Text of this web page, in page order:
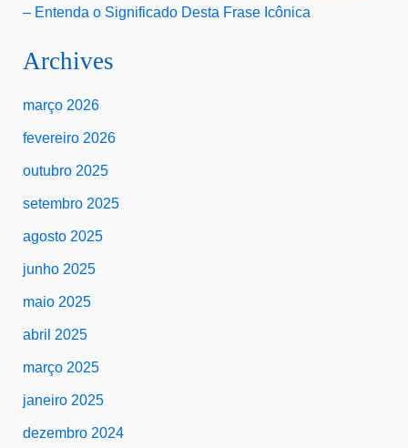
– Entenda o Significado Desta Frase Icônica
Archives
março 2026
fevereiro 2026
outubro 2025
setembro 2025
agosto 2025
junho 2025
maio 2025
abril 2025
março 2025
janeiro 2025
dezembro 2024